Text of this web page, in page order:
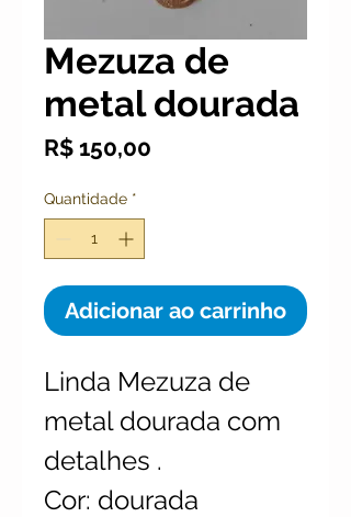
Mezuza de
metal dourada
R$ 150,00
Quantidade *
Adicionar ao carrinho
Linda Mezuza de
metal dourada com
detalhes .
Cor: dourada